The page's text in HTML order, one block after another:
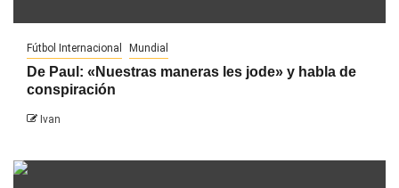
Fútbol Internacional Mundial
De Paul: «Nuestras maneras les jode» y habla de
conspiración
Ivan